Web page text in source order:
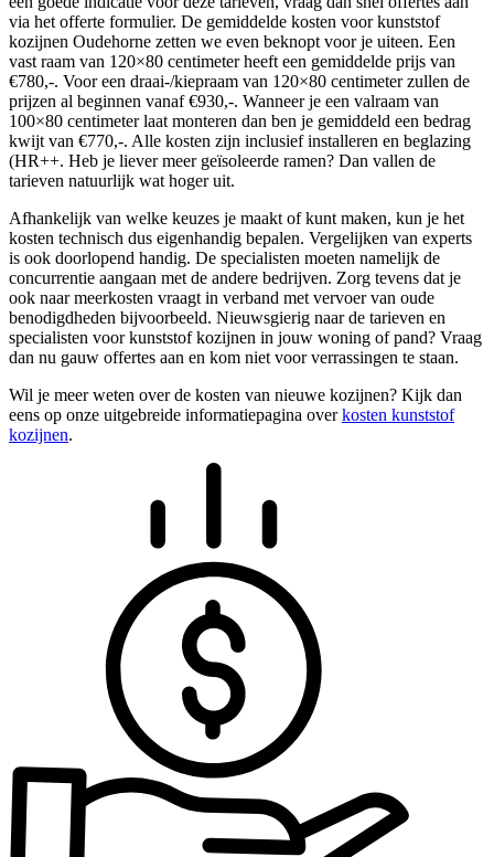
via het offerte formulier. De gemiddelde kosten voor kunststof
kozijnen Oudehorne zetten we even beknopt voor je uiteen. Een
vast raam van 120×80 centimeter heeft een gemiddelde prijs van
€780,-. Voor een draai-/kiepraam van 120×80 centimeter zullen de
prijzen al beginnen vanaf €930,-. Wanneer je een valraam van
100×80 centimeter laat monteren dan ben je gemiddeld een bedrag
kwijt van €770,-. Alle kosten zijn inclusief installeren en beglazing
(HR++. Heb je liever meer geïsoleerde ramen? Dan vallen de
tarieven natuurlijk wat hoger uit.
Afhankelijk van welke keuzes je maakt of kunt maken, kun je het
kosten technisch dus eigenhandig bepalen. Vergelijken van experts
is ook doorlopend handig. De specialisten moeten namelijk de
concurrentie aangaan met de andere bedrijven. Zorg tevens dat je
ook naar meerkosten vraagt in verband met vervoer van oude
benodigdheden bijvoorbeeld. Nieuwsgierig naar de tarieven en
specialisten voor kunststof kozijnen in jouw woning of pand? Vraag
dan nu gauw offertes aan en kom niet voor verrassingen te staan.
Wil je meer weten over de kosten van nieuwe kozijnen? Kijk dan
eens op onze uitgebreide informatiepagina overkosten kunststof
kozijnen.